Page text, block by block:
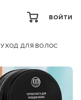
ВОЙТИ
УХОД ДЛЯ ВОЛОС